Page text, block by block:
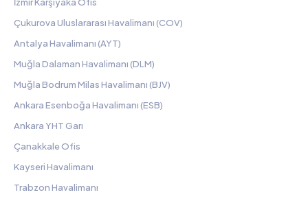
Çukurova Uluslararası Havalimanı (COV)
Antalya Havalimanı (AYT)
Muğla Dalaman Havalimanı (DLM)
Muğla Bodrum Milas Havalimanı (BJV)
Ankara Esenboğa Havalimanı (ESB)
Ankara YHT Garı
Çanakkale Ofis
Kayseri Havalimanı
Trabzon Havalimanı